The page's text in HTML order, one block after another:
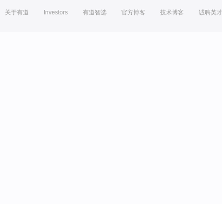
关于有道 Investors 有道智选 官方博客 技术博客 诚聘英才